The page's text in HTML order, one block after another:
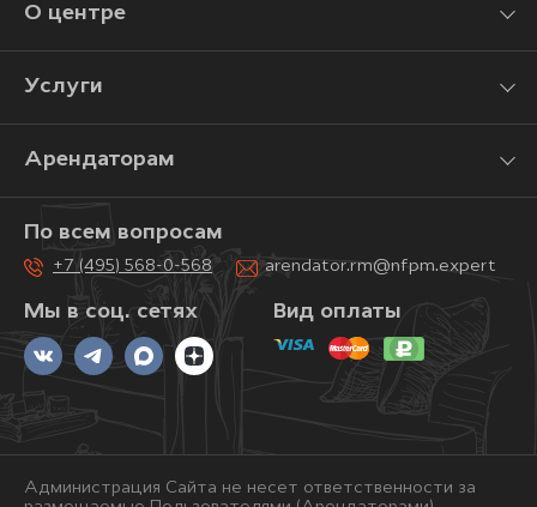
О центре
Услуги
Арендаторам
Мы в соц. сетях
По всем вопросам
+7 (495) 568-0-568 arendator.rm@nfpm.expert
Вид оплаты
Администрация Сайта не несет ответственности за